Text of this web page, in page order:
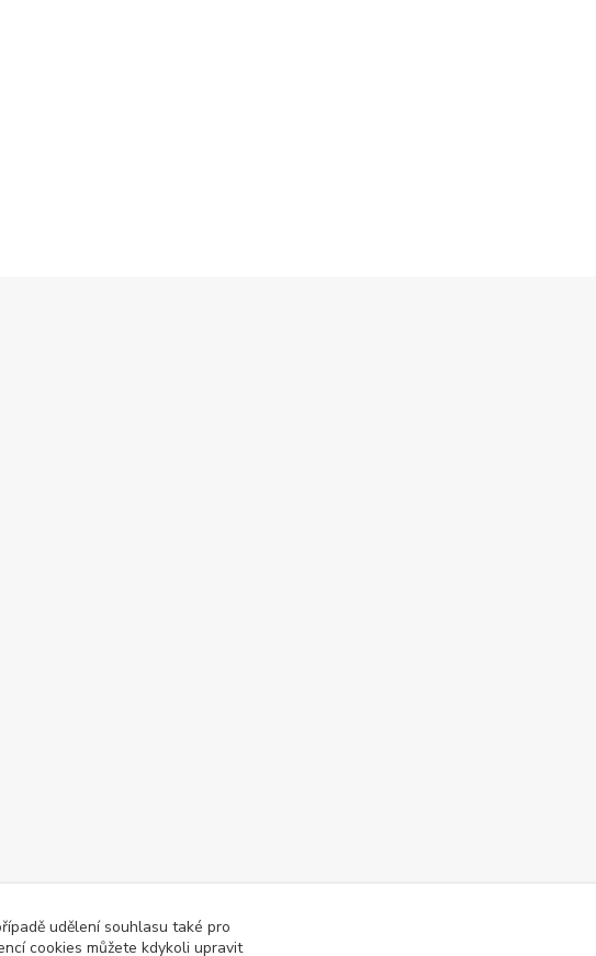
udělení souhlasu také pro
cookies můžete kdykoli upravit